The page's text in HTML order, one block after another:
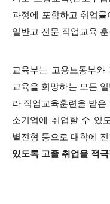
과정에 포함하고 취업률
일반고 전문 직업교육
교육부는 고용노동부와
교육을 희망하는 모든
라 직업교육훈련을 받
소기업에 취업할 수 있
별전형 등으로 대학에
있도록 고졸 취업을 적